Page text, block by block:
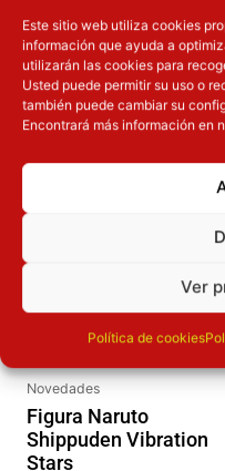
Este sitio web utiliza cookies
información que ayuda a
utilizarán las cookies para
Usted puede permitir su uso o
también puede cambiar su
Encontrará más información en
Ver
Política de cookies
OTROS
Novedades
Figura Naruto
Shippuden Vibration
Stars
El precio original era: 37.90€.
El precio actual es: 30.32€.